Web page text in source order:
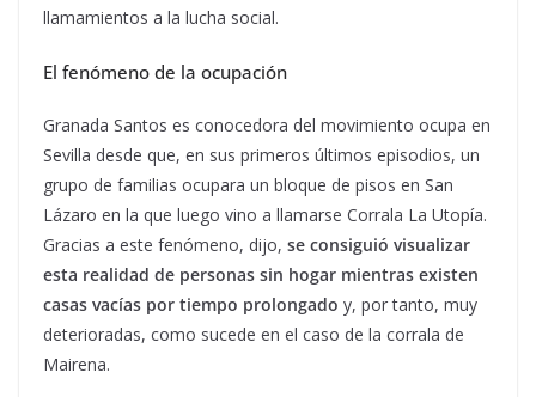
llamamientos a la lucha social.
El fenómeno de la ocupación
Granada Santos es conocedora del movimiento ocupa en
Sevilla desde que, en sus primeros últimos episodios, un
grupo de familias ocupara un bloque de pisos en San
Lázaro en la que luego vino a llamarse Corrala La Utopía.
Gracias a este fenómeno, dijo, se consiguió visualizar
esta realidad de personas sin hogar mientras existen
casas vacías por tiempo prolongado y, por tanto, muy
deterioradas, como sucede en el caso de la corrala de
Mairena.